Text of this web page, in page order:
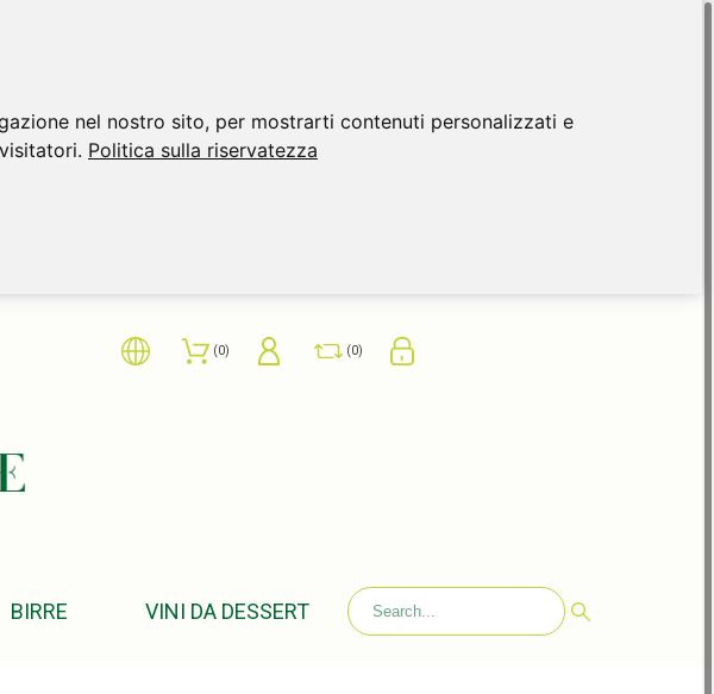
nel nostro sito, per mostrarti contenuti personalizzati e
Politica sulla riservatezza
0 0
BIRRE VINI DA DESSERT